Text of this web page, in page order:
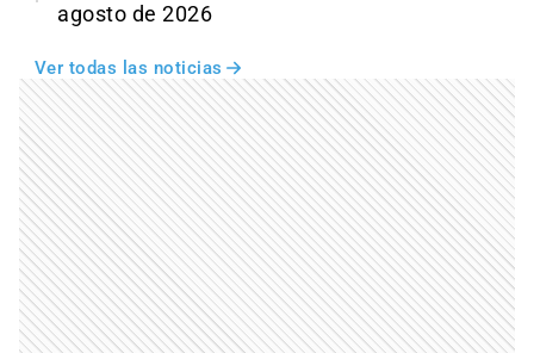
agosto de 2026
Ver todas las noticias